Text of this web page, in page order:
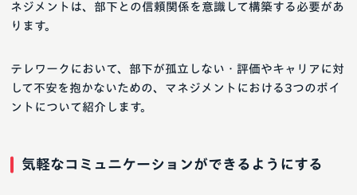
ネジメントは、部下との信頼関係を意識して構築する必要があ
ります。
テレワークにおいて、部下が孤立しない・評価やキャリアに対
して不安を抱かないための、マネジメントにおける3つのポイ
ントについて紹介します。
気軽なコミュニケーションができるようにする